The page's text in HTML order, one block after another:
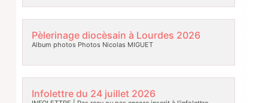
Pèlerinage diocèsain à Lourdes 2026
Album photos Photos Nicolas MIGUET
Infolettre du 24 juillet 2026